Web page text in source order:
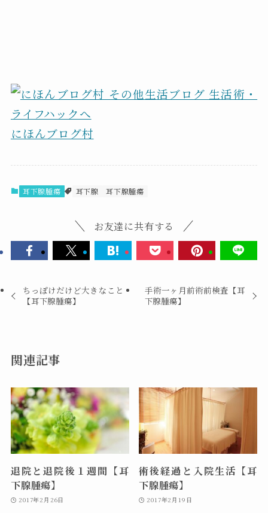
にほんブログ村
耳下腺腫瘍 耳下腺 耳下腺腫瘍
お友達に共有する
ちっぽけだけど大きなこと
【耳下腺腫瘍】
手術一ヶ月前術前検査【耳
下腺腫瘍】
関連記事
退院と退院後１週間【耳
下腺腫瘍】
2017年2月26日
術後経過と入院生活【耳
下腺腫瘍】
2017年2月19日